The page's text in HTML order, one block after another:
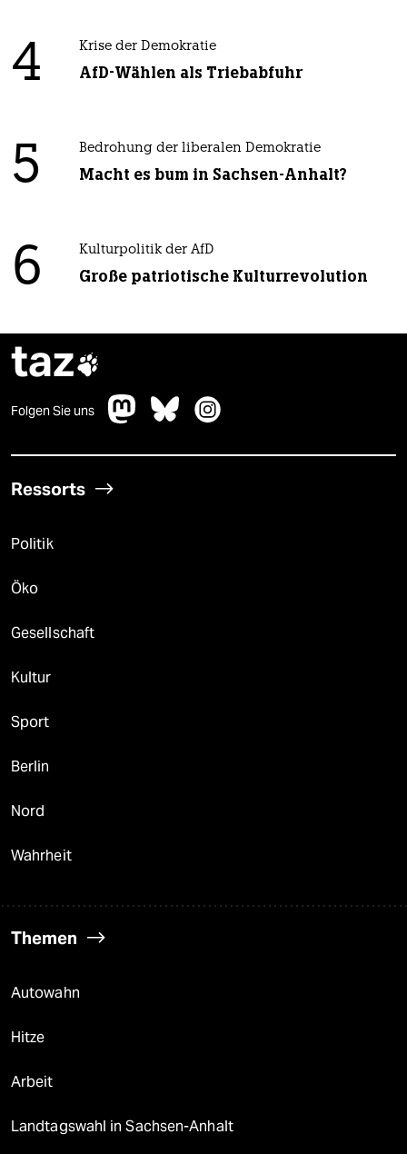
4 Krise der Demokratie
AfD-Wählen als Triebabfuhr
5 Bedrohung der liberalen Demokratie
Macht es bum in Sachsen-Anhalt?
6 Kulturpolitik der AfD
Große patriotische Kulturrevolution
taz
Folgen Sie uns
Ressorts
Politik
Öko
Gesellschaft
Kultur
Sport
Berlin
Nord
Wahrheit
Themen
Autowahn
Hitze
Arbeit
Landtagswahl in Sachsen-Anhalt